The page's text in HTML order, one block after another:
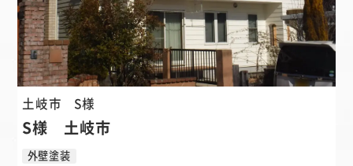
土岐市 S様
S様 土岐市
外壁塗装